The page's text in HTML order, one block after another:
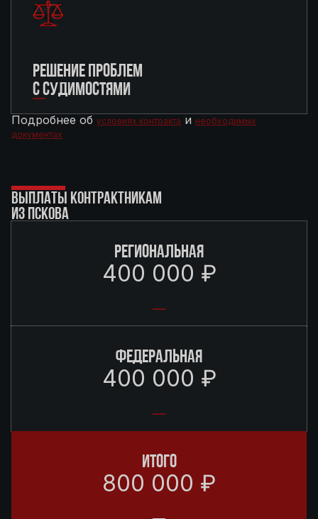
РЕШЕНИЕ ПРОБЛЕМ
С СУДИМОСТЯМИ
Подробнее об условиях контракта и необходимых
документах
ВЫПЛАТЫ КОНТРАКТНИКАМ
ИЗ ПСКОВА
РЕГИОНАЛЬНАЯ
400 000 ₽
ФЕДЕРАЛЬНАЯ
400 000 ₽
ИТОГО
800 000 ₽